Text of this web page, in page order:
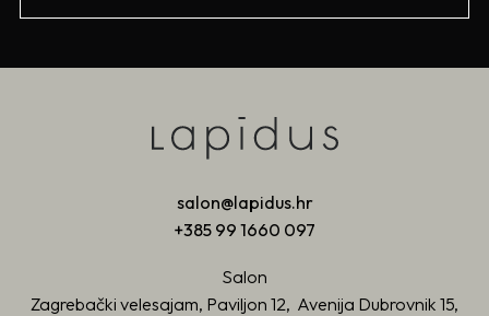
salon@lapidus.hr
+385 99 1660 097
Salon
Zagrebački velesajam, Paviljon 12, Avenija Dubrovnik 15,